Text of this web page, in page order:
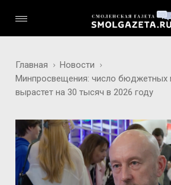
Главная
Новости
Минпросвещения: число бюджетных
вырастет на 30 тысяч в 2026 году